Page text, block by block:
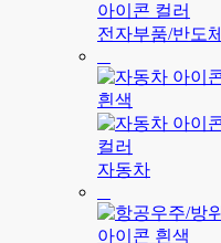
전자부품/반도체
자동차